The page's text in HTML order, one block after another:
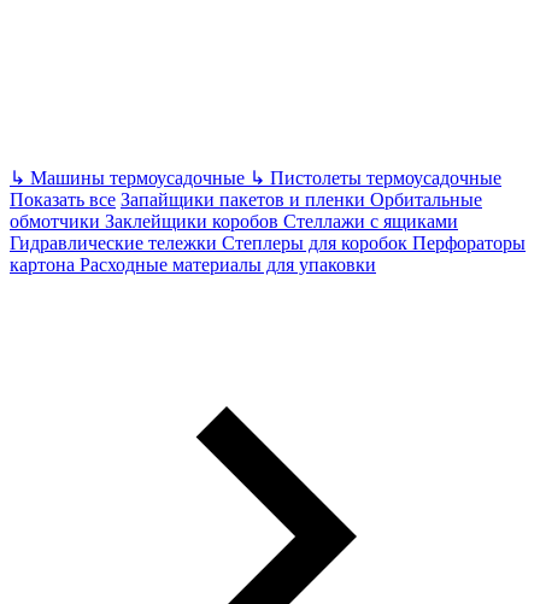
↳ Машины термоусадочные ↳ Пистолеты термоусадочные
Показать все Запайщики пакетов и пленки Орбитальные
обмотчики Заклейщики коробов Стеллажи с ящиками
Гидравлические тележки Степлеры для коробок Перфораторы
картона Расходные материалы для упаковки